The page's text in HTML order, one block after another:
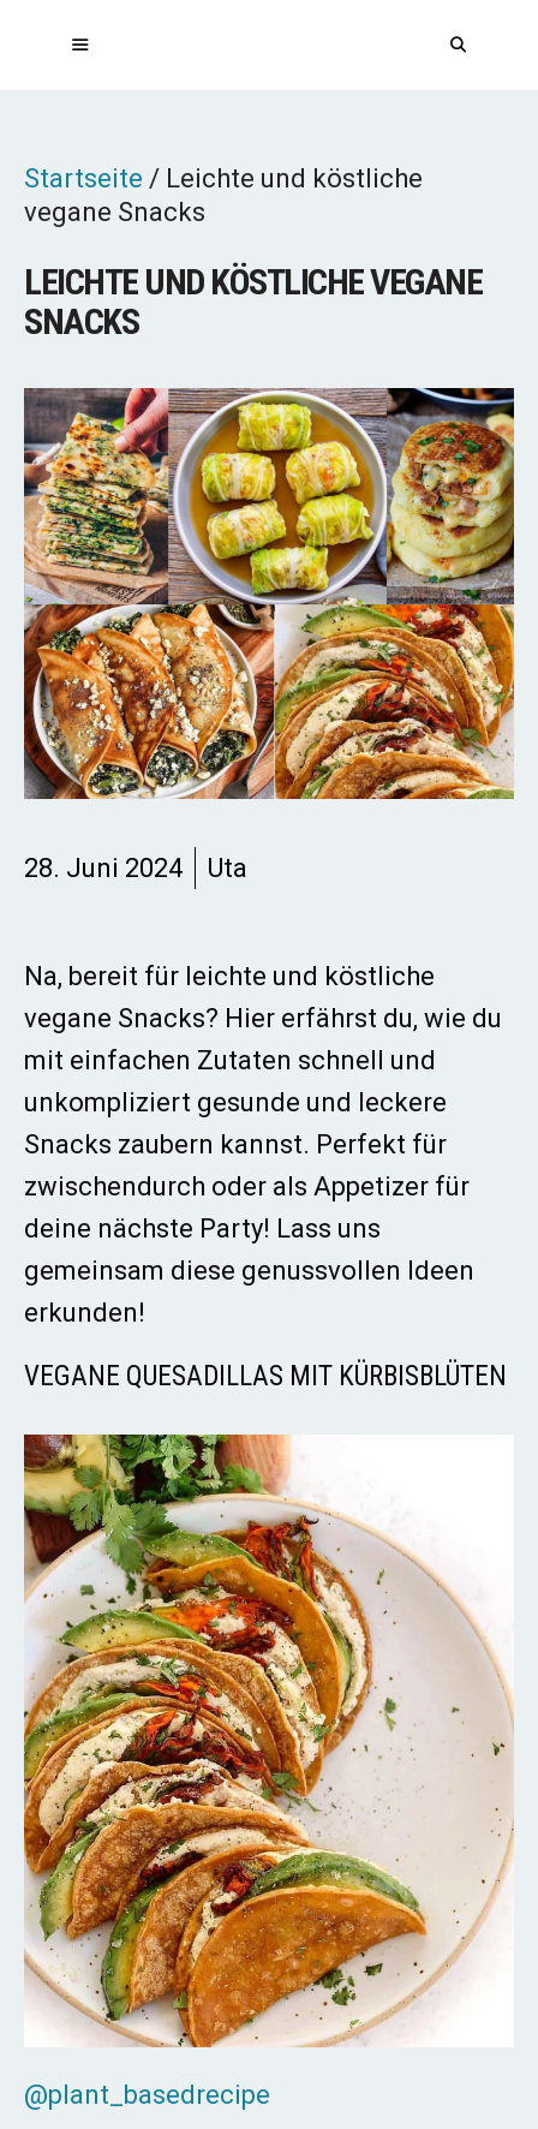
Startseite / Leichte und köstliche
vegane Snacks
LEICHTE UND KÖSTLICHE VEGANE
SNACKS
28. Juni 2024 Uta
Na, bereit für leichte und köstliche
vegane Snacks? Hier erfährst du, wie du
mit einfachen Zutaten schnell und
unkompliziert gesunde und leckere
Snacks zaubern kannst. Perfekt für
zwischendurch oder als Appetizer für
deine nächste Party! Lass uns
gemeinsam diese genussvollen Ideen
erkunden!
VEGANE QUESADILLAS MIT KÜRBISBLÜTEN
@plant_basedrecipe